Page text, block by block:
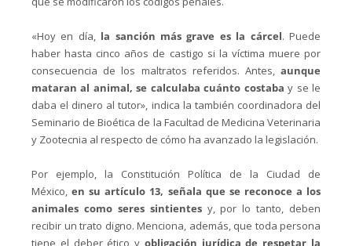
«Hoy en día, la sanción más grave es la cárcel. Puede
haber hasta cinco años de castigo si la víctima muere por
consecuencia de los maltratos referidos. Antes, aunque
mataran al animal, se calculaba cuánto costaba y se le
daba el dinero al tutor», indica la también coordinadora del
Seminario de Bioética de la Facultad de Medicina Veterinaria
y Zootecnia al respecto de cómo ha avanzado la legislación.
Por ejemplo, la Constitución Política de la Ciudad de
México,en su artículo 13, señala que se reconoce a los
animales como seres sintientesy, por lo tanto, deben
recibir un trato digno. Menciona, además, que toda persona
tiene el deber ético y obligación jurídica de respetar la